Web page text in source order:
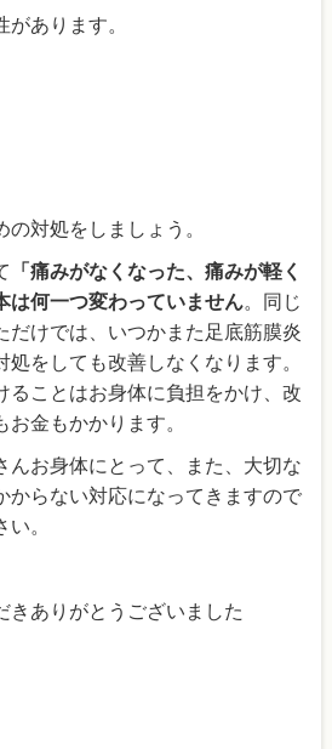
あります。
対処をしましょう。
「痛みがなくなった、痛みが軽く
は何一つ変わっていません。同じ
だけでは、いつかまた足底筋膜炎
をしても改善しなくなります。
ることはお身体に負担をかけ、改
金もかかります。
んお身体にとって、また、大切な
からない対応になってきますので
。
きありがとうございました